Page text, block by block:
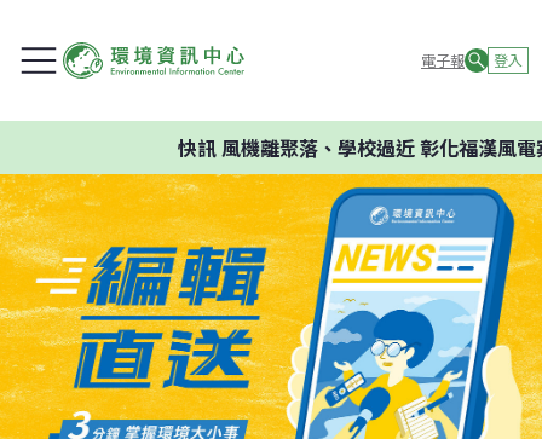
電子報 登入
快訊風機離聚落、學校過近 彰化福漢風電